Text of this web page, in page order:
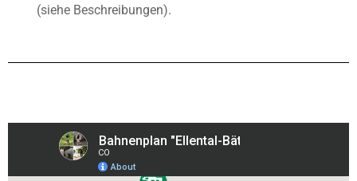
(siehe Beschreibungen).